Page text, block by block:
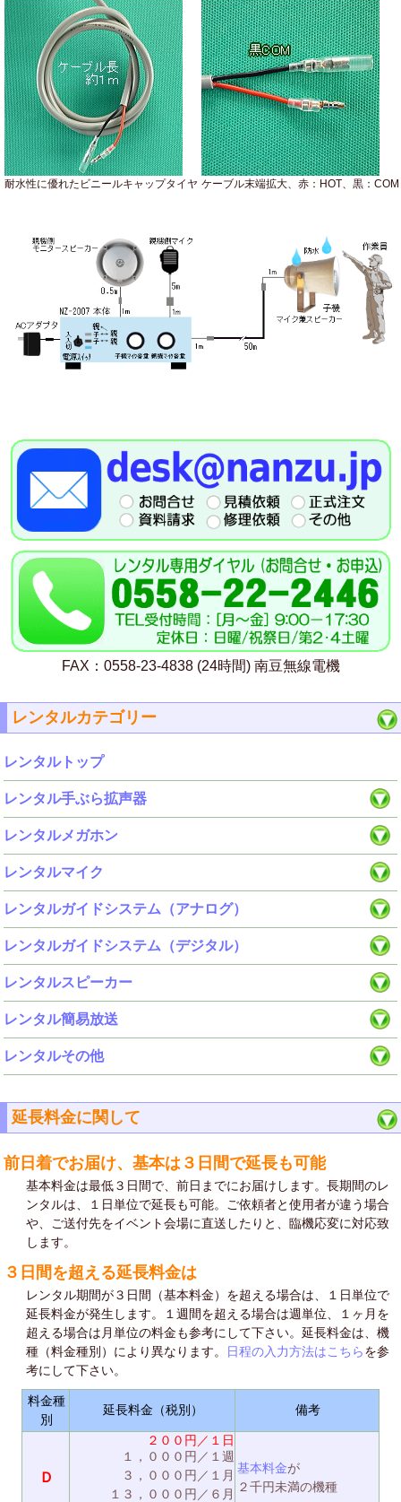
耐水性に優れたビニールキャップタイヤ ケーブル末端拡大、赤：HOT、黒：COM
FAX：0558-23-4838 (24時間) 南豆無線電機
レンタルカテゴリー
レンタルトップ
レンタル手ぶら拡声器
レンタルメガホン
レンタルマイク
レンタルガイドシステム（アナログ）
レンタルガイドシステム（デジタル）
レンタルスピーカー
レンタル簡易放送
レンタルその他
延長料金に関して
前日着でお届け、基本は３日間で延長も可能
基本料金は最低３日間で、前日までにお届けします。長期間のレ
ンタルは、１日単位で延長も可能。ご依頼者と使用者が違う場合
や、ご送付先をイベント会場に直送したりと、臨機応変に対応致
します。
３日間を超える延長料金は
レンタル期間が３日間（基本料金）を超える場合は、１日単位で
延長料金が発生します。１週間を超える場合は週単位、１ヶ月を
超える場合は月単位の料金も参考にして下さい。延長料金は、機
種（料金種別）により異なります。 日程の入力方法はこちらを参
考にして下さい。
料金種
別
延長料金（税別） 備考
Ｄ
２００円／１日
１，０００円／１週
３，０００円／１月
１３，０００円／６月
基本料金が
２千円未満の機種